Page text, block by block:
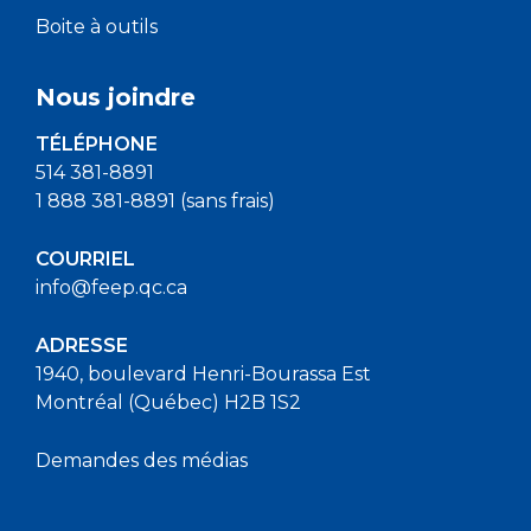
Boite à outils
Nous joindre
TÉLÉPHONE
514 381-8891
1 888 381-8891 (sans frais)
COURRIEL
info@feep.qc.ca
ADRESSE
1940, boulevard Henri-Bourassa Est
Montréal (Québec) H2B 1S2
Demandes des médias